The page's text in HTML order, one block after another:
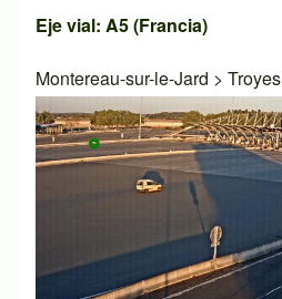
Eje vial: A5 (Francia)
Montereau-sur-le-Jard > Troyes